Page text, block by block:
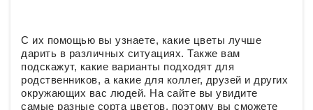
С их помощью вы узнаете, какие цветы лучше
дарить в различных ситуациях. Также вам
подскажут, какие варианты подходят для
родственников, а какие для коллег, друзей и других
окружающих вас людей. На сайте вы увидите
самые разные сорта цветов, поэтому вы сможете